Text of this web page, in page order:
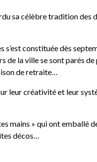
sa célèbre tradition
s’est constituée dès
de la ville se sont parés
de retraite…
leur créativité et leur
mains » qui ont emballé
décos…